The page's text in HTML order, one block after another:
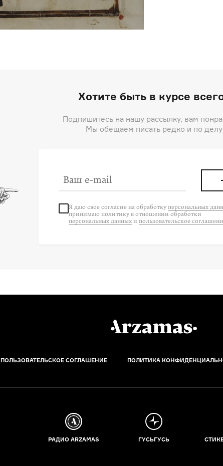
Хотите быть в курсе
Подпишитесь на нашу рассылку, вам
Мы обещаем писать редко и по делу
Я даю свое согласие на обработку персональных
принимаю политику в отношении обработки
персональных данных и пользовательское
ПОЛЬЗОВАТЕЛЬСКОЕ СОГЛАШЕНИЕ ПОЛИТИКА
РАДИО ARZAMAS ГУСЬГУСЬ